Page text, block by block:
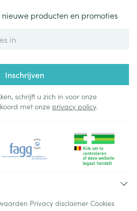
producten en promoties
Inschrijven
schrijft u zich in voor onze
met onze privacy policy.
Privacy disclaimer Cookies